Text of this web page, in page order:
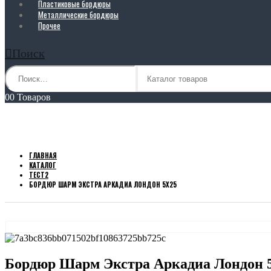
Пластиковые бордюры
Металлические бордюры
Прочее
Поиск
00 Товаров
ГЛАВНАЯ
КАТАЛОГ
ТЕСТ2
БОРДЮР ШАРМ ЭКСТРА АРКАДИА ЛОНДОН 5Х25
Бордюр Шарм Экстра Аркадиа Лондон